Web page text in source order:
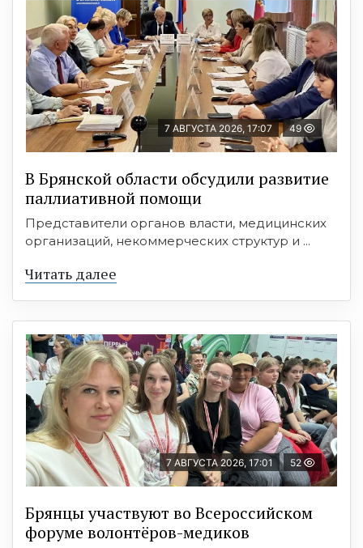
7 АВГУСТА 2026, 17:07 49
В Брянской области обсудили развитие
паллиативной помощи
Представители органов власти, медицинских
организаций, некоммерческих структур и ...
Читать далее
7 АВГУСТА 2026, 17:01 52
Брянцы участвуют во Всероссийском
форуме волонтёров-медиков